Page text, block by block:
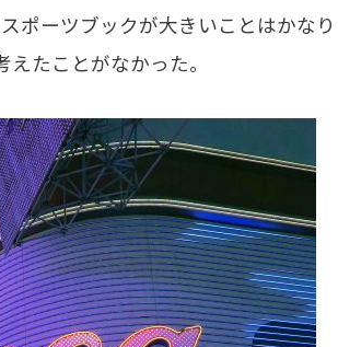
ポーツブックが大きいことはかなり
たことがなかった。